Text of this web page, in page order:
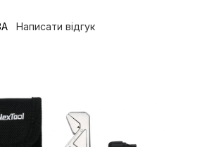
Написати відгук